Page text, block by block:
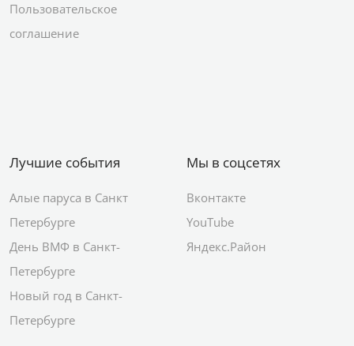
Пользовательское
соглашение
Лучшие события
Алые паруса в Санкт
Петербурге
День ВМФ в Санкт-
Петербурге
Новый год в Санкт-
Петербурге
Мы в соцсетях
Вконтакте
YouTube
Яндекс.Район